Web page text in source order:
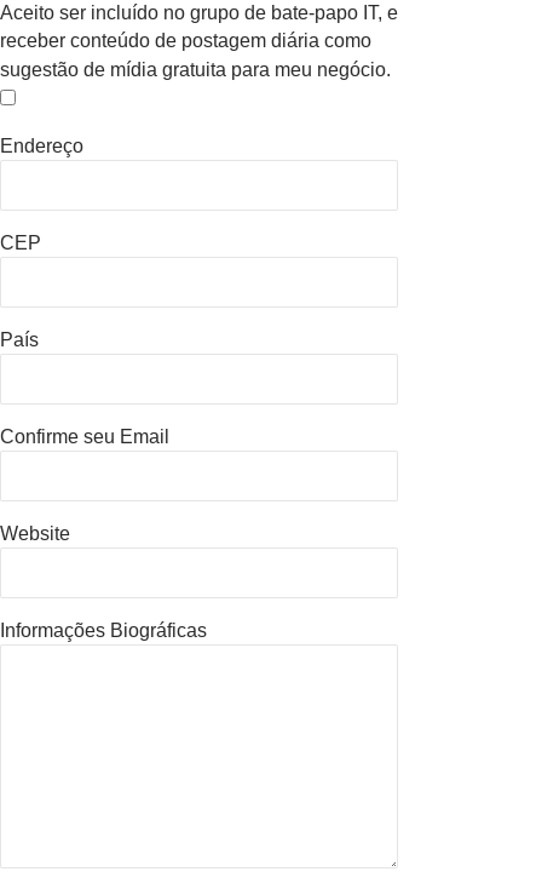
Aceito ser incluído no grupo de bate-papo IT, e
receber conteúdo de postagem diária como
sugestão de mídia gratuita para meu negócio.
Endereço
CEP
País
Confirme seu Email
Website
Informações Biográficas